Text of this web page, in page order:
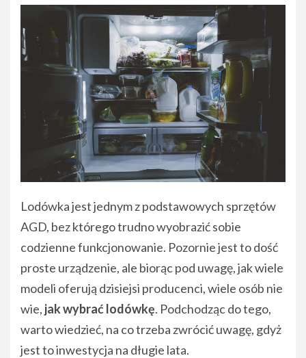
Lodówka jest jednym z podstawowych sprzętów
AGD, bez którego trudno wyobrazić sobie
codzienne funkcjonowanie. Pozornie jest to dość
proste urządzenie, ale biorąc pod uwagę, jak wiele
modeli oferują dzisiejsi producenci, wiele osób nie
wie, jak wybrać lodówkę. Podchodząc do tego,
warto wiedzieć, na co trzeba zwrócić uwagę, gdyż
jest to inwestycja na długie lata.